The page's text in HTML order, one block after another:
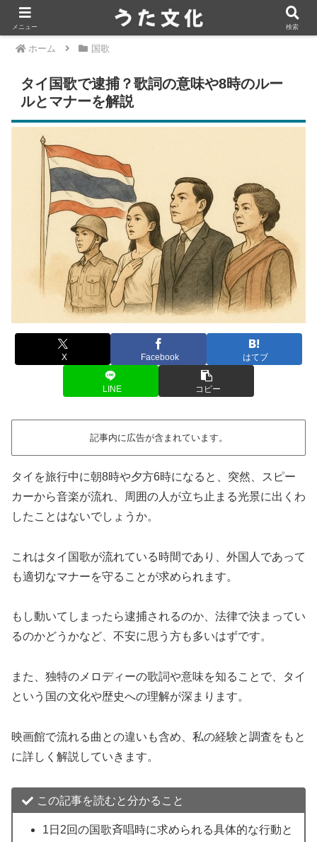
ホーム 国歌
タイ国歌で逮捕？歌詞の意味や8時のルー
ルとマナーを解説
X Facebook はてブ
LINE コピー
記事内に広告が含まれています。
タイを旅行中に朝8時や夕方6時になると、突然、スピー
カーから音楽が流れ、周囲の人が立ち止まる光景に出くわ
したことはないでしょうか。
これはタイ国歌が流れている時間であり、外国人であって
も適切なマナーを守ることが求められます。
もし動いてしまったら逮捕されるのか、法律で決まってい
るのかどうかなど、不安に思う方も多いはずです。
また、独特のメロディーの歌詞や意味を知ることで、タイ
という国の文化や歴史への理解が深まります。
映画館で流れる曲との違いも含め、私の経験と調査をもと
に詳しく解説していきます。
この記事を読むと分かること
1日2回の国歌斉唱時に求められる具体的な行動と
メニュー 検索